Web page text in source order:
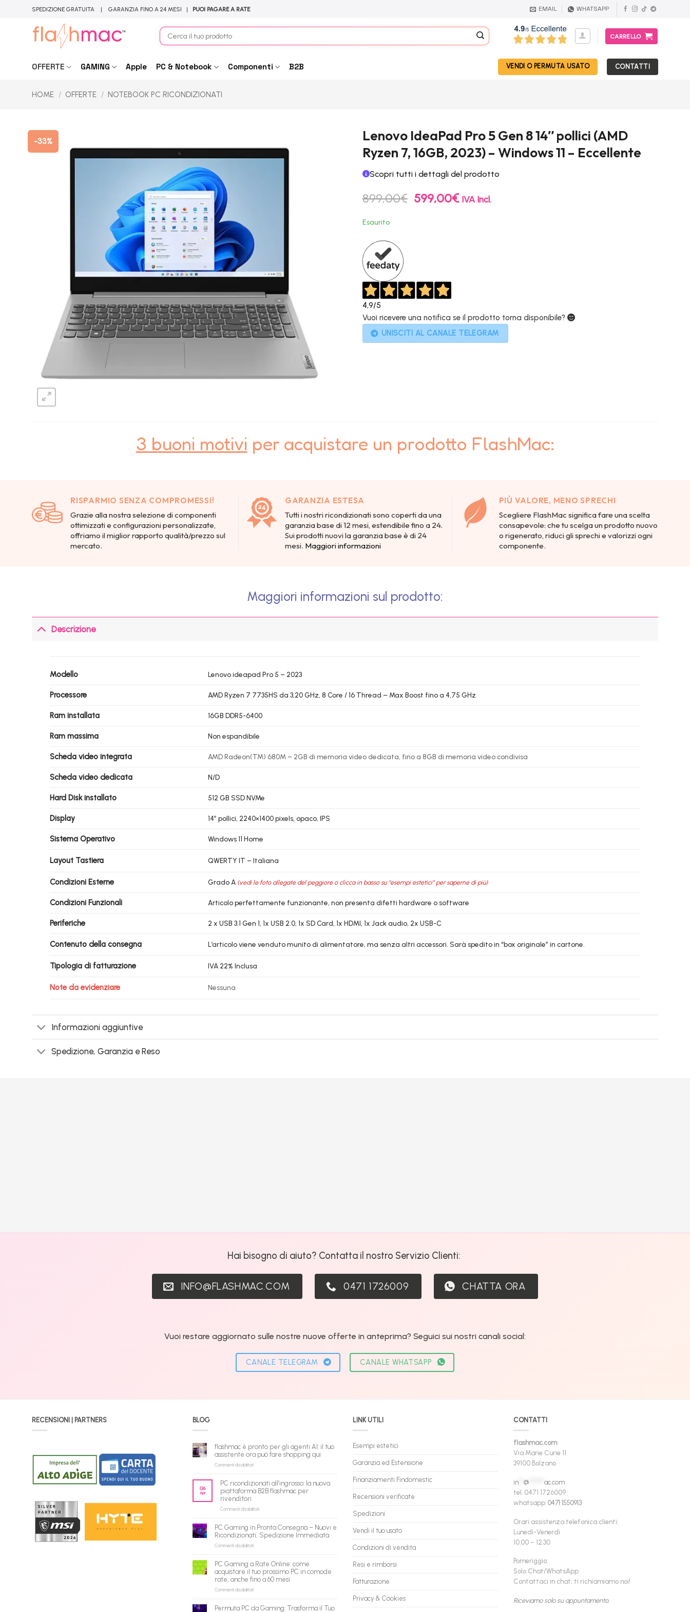
SPEDIZIONE GRATUITA | GARANZIA FINO A 24 MESI | PUOI PAGARE A RATE EMAIL WHATSAPP
Cerca:
CARRELLO
OFFERTE GAMING Apple PC & Notebook Componenti B2B VENDI O PERMUTA USATO CONTATTI
HOME / OFFERTE / NOTEBOOK PC RICONDIZIONATI
-33%
Lenovo IdeaPad Pro 5 Gen 8 14″ pollici (AMD
Ryzen 7, 16GB, 2023) – Windows 11 – Eccellente
Scopri tutti i dettagli del prodotto
899,00€ Il
prezzo
599,00€Il
prezzo
IVA Incl.
Esaurito
4,9/5
Vuoi ricevere una notifica se il prodotto torna disponibile?
UNISCITI AL CANALE TELEGRAM
3 buoni motivi per acquistare un prodotto FlashMac:
RISPARMIO SENZA COMPROMESSI!
Grazie alla nostra selezione di componenti
ottimizzati e configurazioni personalizzate,
offriamo il miglior rapporto qualità/prezzo sul
mercato.
GARANZIA ESTESA
Tutti i nostri ricondizionati sono coperti da una
garanzia base di 12 mesi, estendibile fino a 24.
Sui prodotti nuovi la garanzia base è di 24
mesi. Maggiori informazioni
PIÙ VALORE, MENO SPRECHI
Scegliere FlashMac significa fare una scelta
consapevole: che tu scelga un prodotto nuovo
o rigenerato, riduci gli sprechi e valorizzi ogni
componente.
Maggiori informazioni sul prodotto:
Descrizione
Modello Lenovo ideapad Pro 5 – 2023
Processore AMD Ryzen 7 7735HS da 3,20 GHz, 8 Core / 16 Thread – Max Boost fino a 4,75 GHz
Ram installata 16GB DDR5-6400
Ram massima Non espandibile
Scheda video integrata AMD Radeon(TM) 680M – 2GB di memoria video dedicata, fino a 8GB di memoria video condivisa
Scheda video dedicata N/D
Hard Disk installato 512 GB SSD NVMe
Display 14″ pollici, 2240×1400 pixels, opaco, IPS
Sistema Operativo Windows 11 Home
Layout Tastiera QWERTY IT – Italiana
Condizioni Esterne Grado A (vedi le foto allegate del peggiore o clicca in basso su “esempi estetici” per saperne di più)
Condizioni Funzionali Articolo perfettamente funzionante, non presenta difetti hardware o software
Periferiche 2 x USB 3.1 Gen 1, 1x USB 2.0, 1x SD Card, 1x HDMI, 1x Jack audio, 2x USB-C
Contenuto della consegna L’articolo viene venduto munito di alimentatore, ma senza altri accessori. Sarà spedito in “box originale” in cartone.
Tipologia di fatturazione IVA 22% Inclusa
Note da evidenziare Nessuna
Informazioni aggiuntive
Spedizione, Garanzia e Reso
Hai bisogno di aiuto? Contatta il nostro Servizio Clienti:
INFO@FLASHMAC.COM 0471 1726009 CHATTA ORA
Vuoi restare aggiornato sulle nostre nuove offerte in anteprima? Seguici sui nostri canali social:
CANALE TELEGRAM CANALE WHATSAPP
RECENSIONI | PARTNERS BLOG
flashmac è pronto per gli agenti AI: il tuo
assistente ora può fare shopping qui
Commenti disabilitatisu
pronto
per
agenti
tuo
assistente
shopping
qui
06
Apr
PC ricondizionati all’ingrosso: la nuova
piattaforma B2B flashmac per
rivenditori
Commenti disabilitatisu
all’ingrosso:
la
flashmac
per
rivenditori
PC Gaming in Pronta Consegna – Nuovi e
Ricondizionati, Spedizione Immediata
Commenti disabilitatisu
in
Pronta
Consegna
–
Ricondizionati,
PC Gaming a Rate Online: come
acquistare il tuo prossimo PC in comode
rate, anche fino a 60 mesi
Commenti disabilitatisu
a
Permuta PC da Gaming: Trasforma il Tuo
LINK UTILI
Esempi estetici
Garanzia ed Estensione
Finanziamenti Findomestic
Recensioni verificate
Spedizioni
Vendi il tuo usato
Condizioni di vendita
Resi e rimborsi
Fatturazione
Privacy & Cookies
CONTATTI
flashmac.com
Via Marie Curie 11
39100 Bolzano
in** @****** ac.com
tel. 0471 1726009
whatsapp: 0471 1550913
Orari assistenza telefonica clienti:
Lunedì-Venerdì
10.00 – 12.30
Pomeriggio:
Solo Chat/WhatsApp
Contattaci in chat, ti richiamiamo noi!
Riceviamo solo su appuntamento.